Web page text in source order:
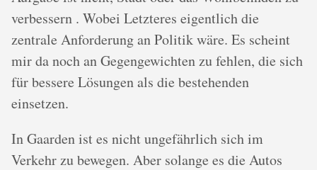
verbessern . Wobei Letzteres eigentlich die
zentrale Anforderung an Politik wäre. Es scheint
mir da noch an Gegengewichten zu fehlen, die sich
für bessere Lösungen als die bestehenden
einsetzen.
In Gaarden ist es nicht ungefährlich sich im
Verkehr zu bewegen. Aber solange es die Autos